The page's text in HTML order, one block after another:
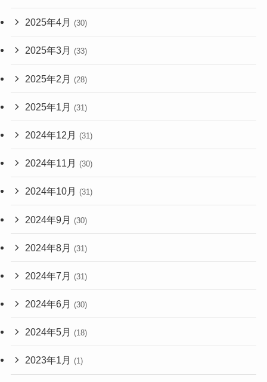
2025年4月 (30)
2025年3月 (33)
2025年2月 (28)
2025年1月 (31)
2024年12月 (31)
2024年11月 (30)
2024年10月 (31)
2024年9月 (30)
2024年8月 (31)
2024年7月 (31)
2024年6月 (30)
2024年5月 (18)
2023年1月 (1)